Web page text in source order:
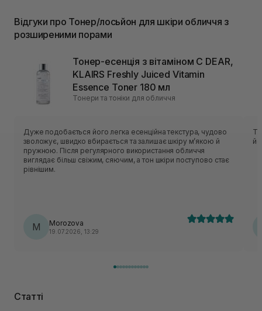
Відгуки про Тонер/лосьйон для шкіри обличчя з
розширеними порами
Тонер-есенція з вітаміном C DEAR,
KLAIRS Freshly Juiced Vitamin
Essence Toner 180 мл
Тонери та тоніки для обличчя
Дуже подобається його легка есенційна текстура, чудово
зволожує, швидко вбирається та залишає шкіру м’якою й
пружною. Після регулярного використання обличчя
виглядає більш свіжим, сяючим, а тон шкіри поступово стає
рівнішим.
M Morozova
19.07.2026, 13:29
Статті